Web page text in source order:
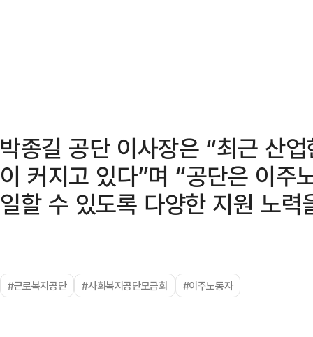
박종길 공단 이사장은 “최근 산
이 커지고 있다”며 “공단은 이주
일할 수 있도록 다양한 지원 노
#근로복지공단 #사회복지공단모금회 #이주노동자